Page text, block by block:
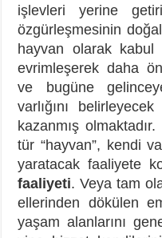
işlevleri yerine
özgürleşmesinin
hayvan olarak kabul
evrimleşerek daha
ve bugüne
varlığını
kazanmış
tür “hayvan”, kendi
yaratacak faaliyete
faaliyeti. Veya tam
ellerinden dökülen
yaşam alanlarını